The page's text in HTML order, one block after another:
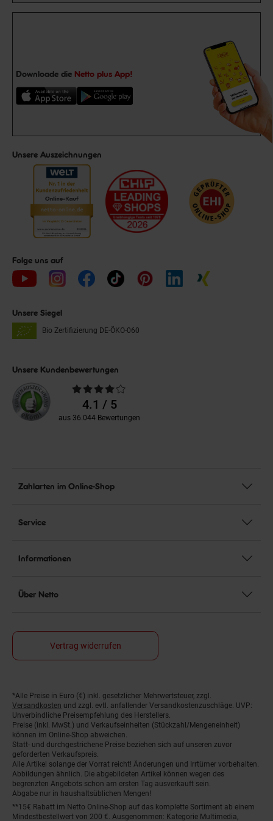
Downloade die Netto plus App!
Unsere Auszeichnungen
Folge uns auf
Unsere Siegel
Bio Zertifizierung DE-ÖKO-060
Unsere Kundenbewertungen
Durchschnittliche
Bewertungen4.1 / 5
aus 36.044 Bewertungen
Zahlarten im Online-Shop
Service
Informationen
Über Netto
Vertrag widerrufen
Fußnoten
*Alle Preise in Euro (€) inkl. gesetzlicher Mehrwertsteuer, zzgl.
Versandkosten und zzgl. evtl. anfallender Versandkostenzuschläge. UVP:
Unverbindliche Preisempfehlung des Herstellers.
Preise (inkl. MwSt.) und Verkaufseinheiten (Stückzahl/Mengeneinheit)
können im Online-Shop abweichen.
Statt- und durchgestrichene Preise beziehen sich auf unseren zuvor
geforderten Verkaufspreis.
Alle Artikel solange der Vorrat reicht! Änderungen und Irrtümer vorbehalten.
Abbildungen ähnlich. Die abgebildeten Artikel können wegen des
begrenzten Angebots schon am ersten Tag ausverkauft sein.
Abgabe nur in haushaltsüblichen Mengen!
**15€ Rabatt im Netto Online-Shop auf das komplette Sortiment ab einem
Mindestbestellwert von 200 €. Ausgenommen: Kategorie Multimedia,